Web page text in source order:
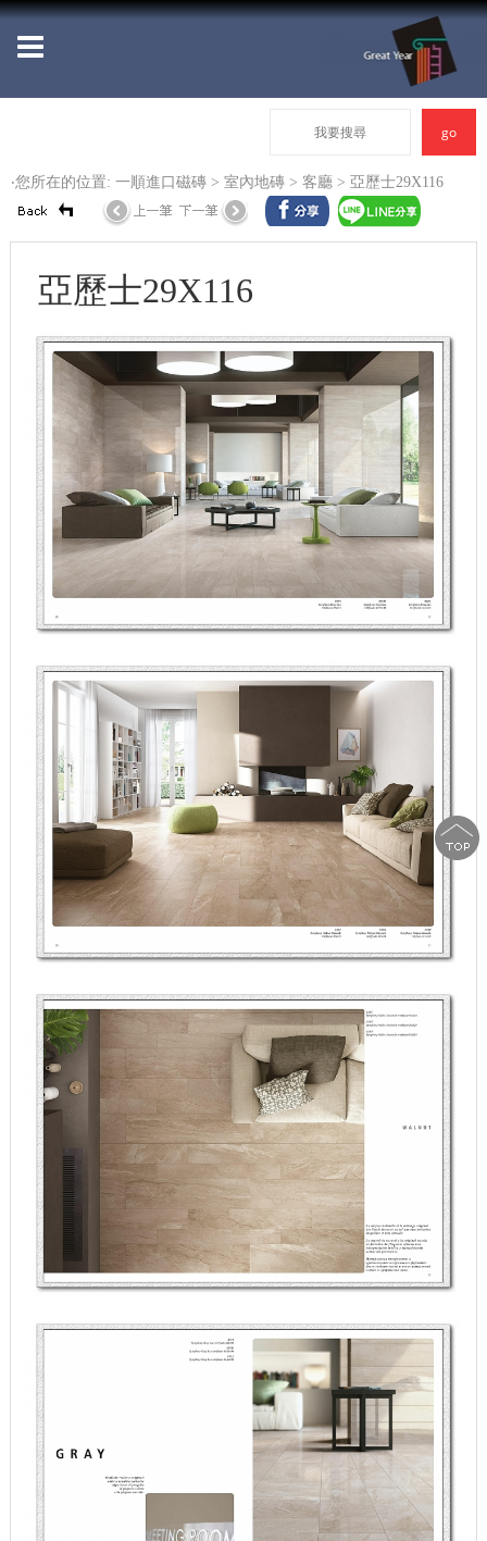
‧您所在的位置: 一順進口磁磚 > 室內地磚 > 客廳 > 亞歷士29X116
亞歷士29X116